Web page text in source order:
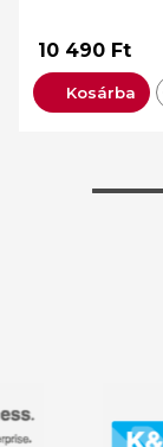
10 490 Ft
Kosárba